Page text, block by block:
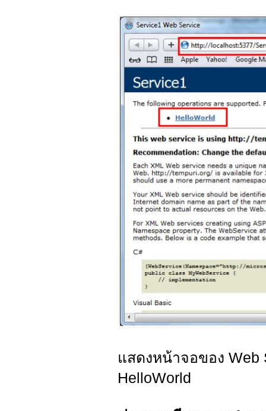
แสดงหน้าจอของ Web
HelloWorld